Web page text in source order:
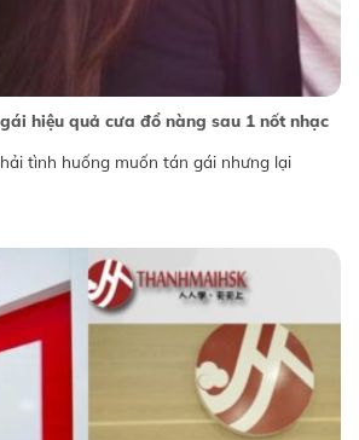
hiệu quả cưa đổ nàng sau 1 nốt nhạc
tình huống muốn tán gái nhưng lại